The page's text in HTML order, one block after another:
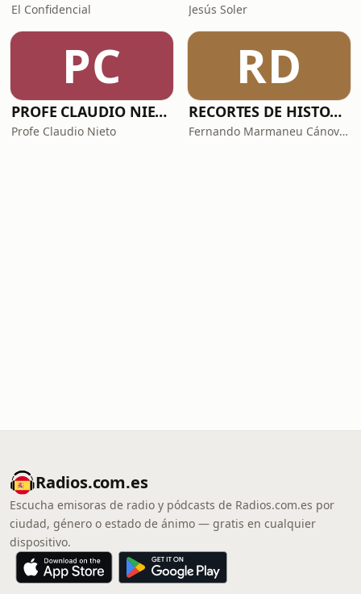
El Confidencial Jesús Soler
PC
PROFE CLAUDIO NIETO
Profe Claudio Nieto
RD
RECORTES DE HISTORIA Y CIENCIA
Fernando Marmaneu Cánovas
Radios.com.es
Escucha emisoras de radio y pódcasts de Radios.com.es por
ciudad, género o estado de ánimo — gratis en cualquier
dispositivo.